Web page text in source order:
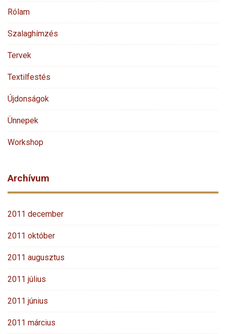
Rólam
Szalaghímzés
Tervek
Textilfestés
Újdonságok
Ünnepek
Workshop
Archívum
2011 december
2011 október
2011 augusztus
2011 július
2011 június
2011 március